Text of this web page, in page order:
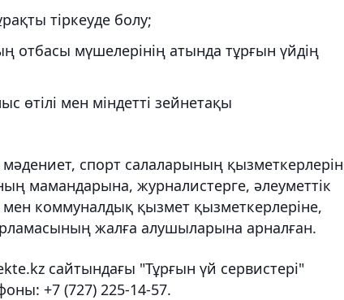
тіркеуде болу;
отбасы мүшелерінің атында тұрғын үйдің
өтілі мен міндетті зейнетақы
мәдениет, спорт салаларының
мамандарына, журналистерге, әлеуметтік
мен коммуналдық қызмет қызметкерлеріне,
жалға алушыларына арналған.
сайтындағы "Тұрғын үй сервистері"
+7 (727) 225-14-57.